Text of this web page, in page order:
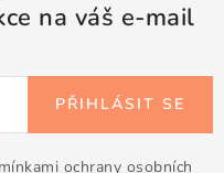
na váš e-mail
ochrany osobních
PŘIHLÁSIT SE